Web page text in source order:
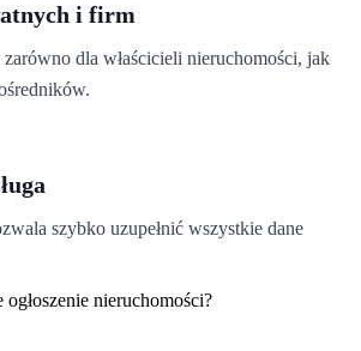
i firm
dla właścicieli nieruchomości, jak
szybko uzupełnić wszystkie dane
nieruchomości?